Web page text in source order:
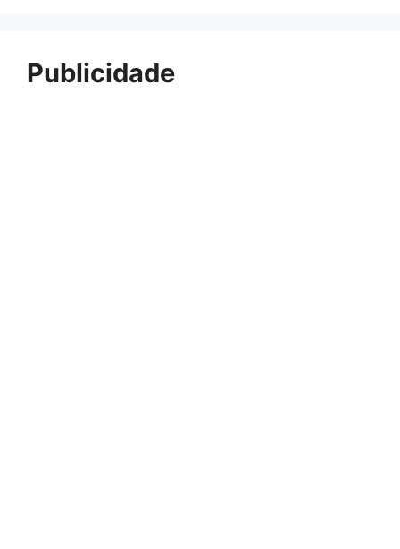
Publicidade